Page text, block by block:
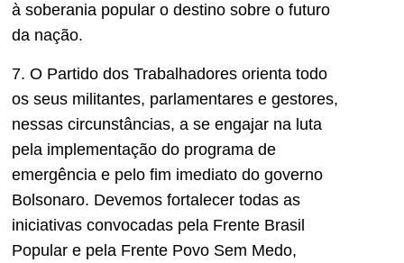
à soberania popular o destino sobre o futuro
da nação.
7. O Partido dos Trabalhadores orienta todo
os seus militantes, parlamentares e gestores,
nessas circunstâncias, a se engajar na luta
pela implementação do programa de
emergência e pelo fim imediato do governo
Bolsonaro. Devemos fortalecer todas as
iniciativas convocadas pela Frente Brasil
Popular e pela Frente Povo Sem Medo,